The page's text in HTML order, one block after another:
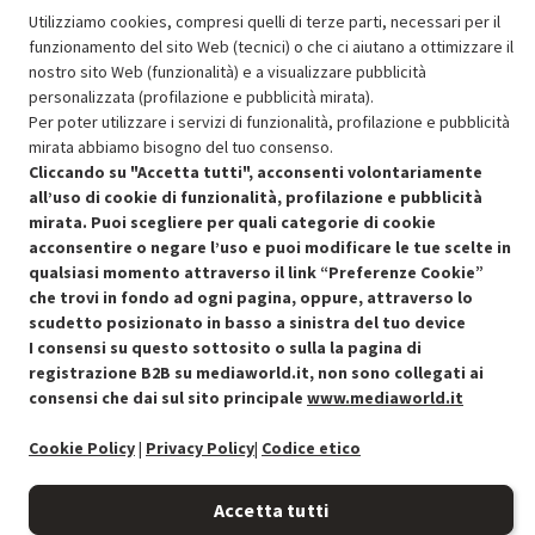
OFFERTE IMPERDIBILI
Risparmio garantito rispetto al corrispondente prodotto nuovo.
Condizioni generali di vendita
Cookie Policy
Preferenze cookie
Accessibilità
Recedere dal contratto qui
Utilizziamo cookies, compresi quelli di terze parti, necessari per il
funzionamento del sito Web (tecnici) o che ci aiutano a ottimizzare il
nostro sito Web (funzionalità) e a visualizzare pubblicità
personalizzata (profilazione e pubblicità mirata).
Per poter utilizzare i servizi di funzionalità, profilazione e pubblicità
mirata abbiamo bisogno del tuo consenso.
Cliccando su "Accetta tutti", acconsenti volontariamente
all’uso di cookie di funzionalità, profilazione e pubblicità
mirata. Puoi scegliere per quali categorie di cookie
acconsentire o negare l’uso e puoi modificare le tue scelte in
qualsiasi momento attraverso il link “Preferenze Cookie”
che trovi in fondo ad ogni pagina, oppure, attraverso lo
scudetto posizionato in basso a sinistra del tuo device
I consensi su questo sottosito o sulla la pagina di
registrazione B2B su mediaworld.it, non sono collegati ai
consensi che dai sul sito principale www.mediaworld.it
Cookie Policy| Privacy Policy| Codice etico
Accetta tutti